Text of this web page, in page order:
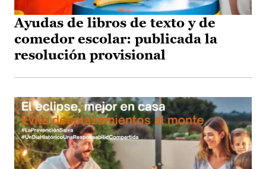
Ayudas de libros de texto y de
comedor escolar: publicada la
resolución provisional